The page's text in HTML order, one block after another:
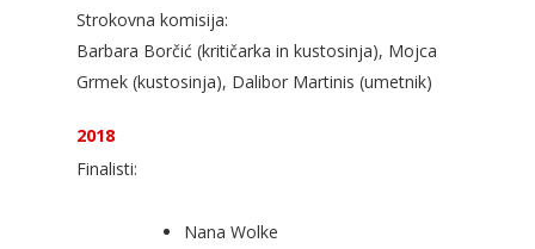
Strokovna komisija:
Barbara Borčić (kritičarka in kustosinja), Mojca
Grmek (kustosinja), Dalibor Martinis (umetnik)
2018
Finalisti:
Nana Wolke